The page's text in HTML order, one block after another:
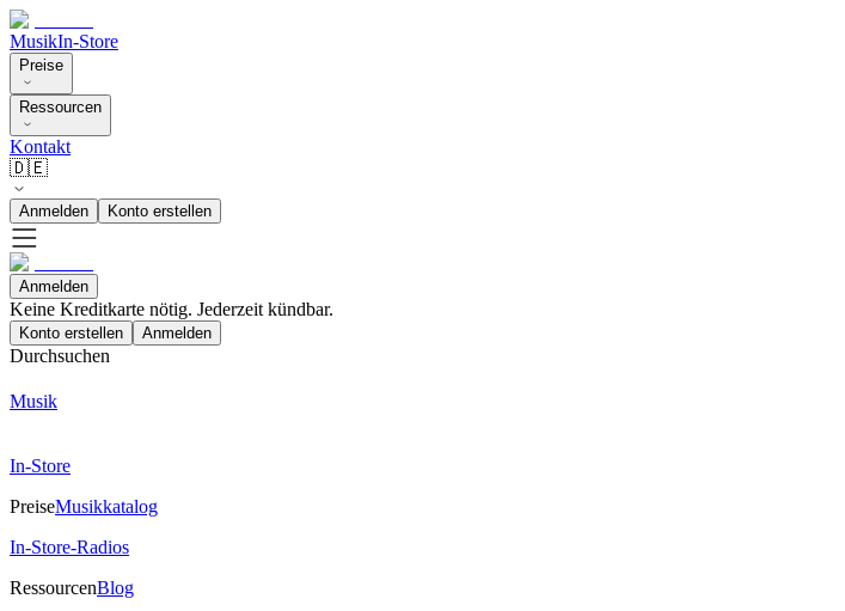
MusikIn-Store
Preise
Ressourcen
Kontakt
🇩🇪
Anmelden Konto erstellen
Anmelden
Keine Kreditkarte nötig. Jederzeit kündbar.
Konto erstellen Anmelden
Durchsuchen
Musik
In-Store
PreiseMusikkatalog
In-Store-Radios
RessourcenBlog